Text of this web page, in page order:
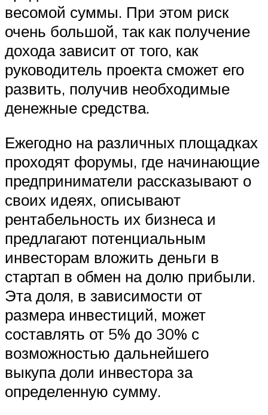
весомой суммы. При этом риск
очень большой, так как получение
дохода зависит от того, как
руководитель проекта сможет его
развить, получив необходимые
денежные средства.
Ежегодно на различных площадках
проходят форумы, где начинающие
предприниматели рассказывают о
своих идеях, описывают
рентабельность их бизнеса и
предлагают потенциальным
инвесторам вложить деньги в
стартап в обмен на долю прибыли.
Эта доля, в зависимости от
размера инвестиций, может
составлять от 5% до 30% с
возможностью дальнейшего
выкупа доли инвестора за
определенную сумму.